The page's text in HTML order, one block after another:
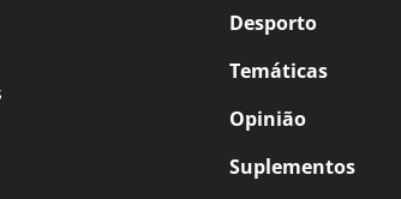
Desporto
Temáticas
Opinião
Suplementos